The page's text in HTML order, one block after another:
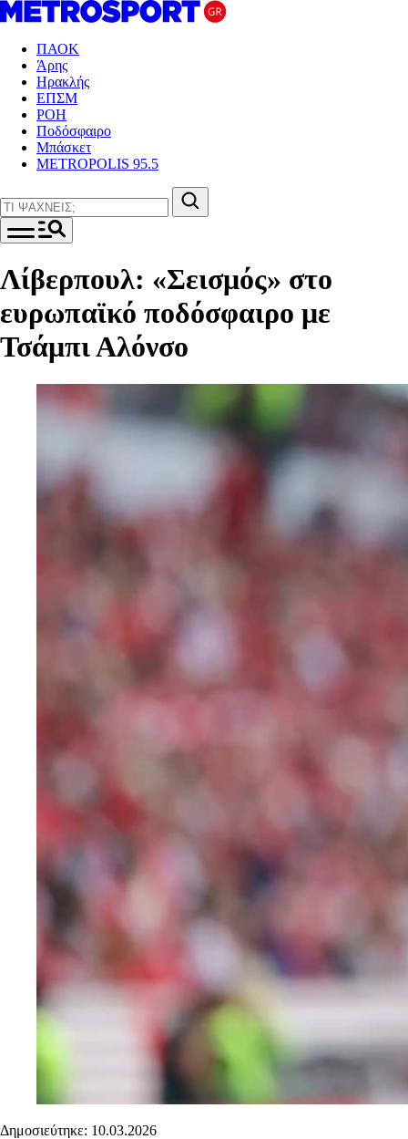
ΠΑΟΚ
Άρης
Ηρακλής
ΕΠΣΜ
ΡΟΗ
Ποδόσφαιρο
Μπάσκετ
METROPOLIS 95.5
Λίβερπουλ: «Σεισμός» στο
ευρωπαϊκό ποδόσφαιρο με
Τσάμπι Αλόνσο
Δημοσιεύτηκε: 10.03.2026